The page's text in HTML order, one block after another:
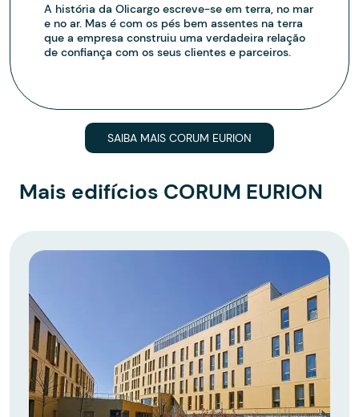
A história da Olicargo escreve-se em terra, no mar
e no ar. Mas é com os pés bem assentes na terra
que a empresa construiu uma verdadeira relação
de confiança com os seus clientes e parceiros.
SAIBA MAIS CORUM EURION
Mais edifícios CORUM EURION